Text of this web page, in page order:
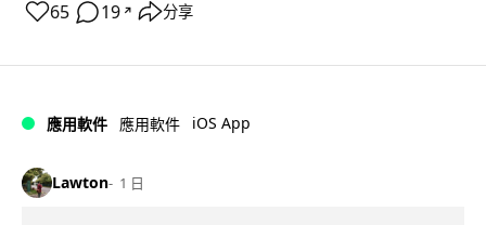
65 19 ↗ 分享
應用軟件 應用軟件 iOS App
Lawton 1 日